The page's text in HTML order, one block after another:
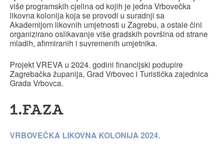
više programskih cjelina od kojih je jedna Vrbovečka
likovna kolonija koja se provodi u suradnji sa
Akademijom likovnih umjetnosti u Zagrebu, a ostale čini
organizirano oslikavanje više gradskih površina od strane
mladih, afirmiranih i suvremenih umjetnika.
Projekt VREVA u 2024. godini financijski podupire
Zagrebačka županija, Grad Vrbovec i Turistička zajednica
Grada Vrbovca.
1.FAZA
VRBOVEČKA LIKOVNA KOLONIJA 2024.